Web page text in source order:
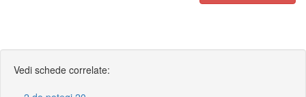
Vedi schede correlate: